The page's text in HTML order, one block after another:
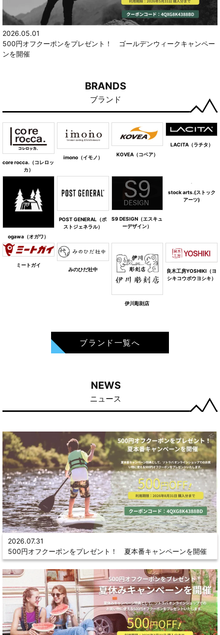
2026.05.01
500円オフクーポンをプレゼント！ ゴールデンウィークキャンペー
ンを開催
BRANDS
ブランド
core rocca.（コレロッ
カ）
imono（イモノ） KOVEA（コベア）
LACITA（ラチタ）
ogawa（オガワ）
POST GENERAL（ポ
ストジェネラル）
S9 DESIGN（エスキュ
ーデザイン）
stock arts.(ストック
アーツ)
ミートガイ
みのひだ社中
伊川彫刻店
良木工房YOSHIKI（ヨ
シキコウボウヨシキ）
ブランド一覧へ
NEWS
ニュース
2026.07.31
500円オフクーポンをプレゼント！ 夏本番キャンペーンを開催